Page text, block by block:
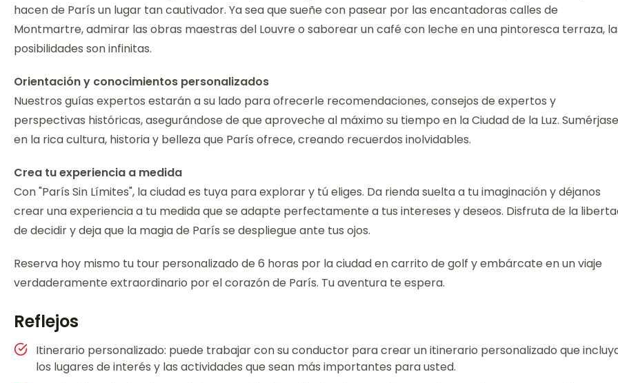
hacen de París un lugar tan cautivador. Ya sea que sueñe con pasear por las encantadoras calles de
Montmartre, admirar las obras maestras del Louvre o saborear un café con leche en una pintoresca terraza,
posibilidades son infinitas.
Orientación y conocimientos personalizados
Nuestros guías expertos estarán a su lado para ofrecerle recomendaciones, consejos de expertos y
perspectivas históricas, asegurándose de que aproveche al máximo su tiempo en la Ciudad de la Luz. Sumérjase
en la rica cultura, historia y belleza que París ofrece, creando recuerdos inolvidables.
Crea tu experiencia a medida
Con "París Sin Límites", la ciudad es tuya para explorar y tú eliges. Da rienda suelta a tu imaginación y déjanos
crear una experiencia a tu medida que se adapte perfectamente a tus intereses y deseos. Disfruta de la
de decidir y deja que la magia de París se despliegue ante tus ojos.
Reserva hoy mismo tu tour personalizado de 6 horas por la ciudad en carrito de golf y embárcate en un viaje
verdaderamente extraordinario por el corazón de París. Tu aventura te espera.
Reflejos
Itinerario personalizado: puede trabajar con su conductor para crear un itinerario personalizado que
los lugares de interés y las actividades que sean más importantes para usted.